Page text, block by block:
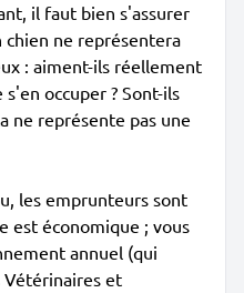
il faut bien s'assurer
chien ne représentera
: aiment-ils réellement
occuper ? Sont-ils
ne représente pas une
les emprunteurs sont
est économique ; vous
annuel (qui
Vétérinaires et